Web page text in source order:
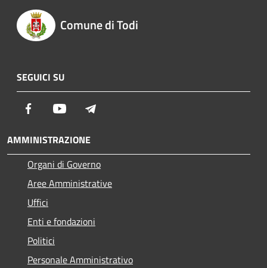
Comune di Todi
SEGUICI SU
Facebook Youtube
AMMINISTRAZIONE
Organi di Governo
Aree Amministrative
Uffici
Enti e fondazioni
Politici
Personale Amministrativo